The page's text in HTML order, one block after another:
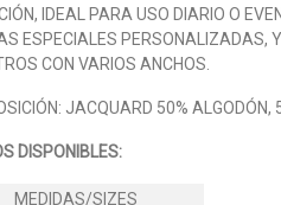
IDEAL PARA USO DIARIO O
ESPECIALES PERSONALIZADAS,
CON VARIOS ANCHOS.
JACQUARD 50% ALGODÓN,
DISPONIBLES: